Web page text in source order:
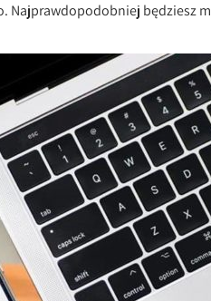
Najprawdopodobniej będziesz